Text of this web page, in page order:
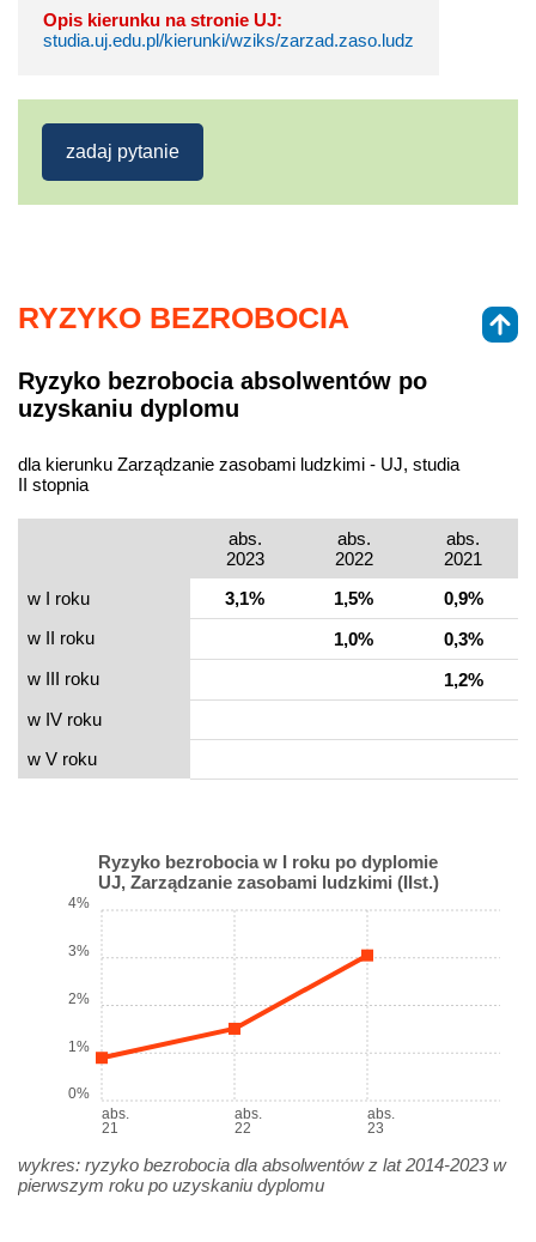
Opis kierunku na stronie UJ:
studia.uj.edu.pl/kierunki/wziks/zarzad.zaso.ludz
zadaj pytanie
RYZYKO BEZROBOCIA
Ryzyko bezrobocia absolwentów po
uzyskaniu dyplomu
dla kierunku Zarządzanie zasobami ludzkimi - UJ, studia
II stopnia
abs.
2023
abs.
2022
abs.
2021
w I roku
3,1% 1,5%
0,9%
w II roku
1,0%
0,3%
w III roku
1,2%
w IV roku
w V roku
Ryzyko bezrobocia w I roku po dyplomie
UJ, Zarządzanie zasobami ludzkimi (IIst.)
abs.
21
abs.
22
abs.
23
0%
1%
2%
3%
4%
wykres: ryzyko bezrobocia dla absolwentów z lat 2014-2023 w
pierwszym roku po uzyskaniu dyplomu